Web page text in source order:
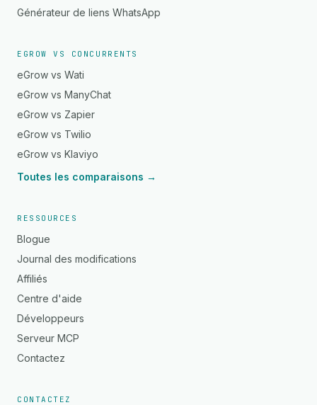
Générateur de liens WhatsApp
EGROW VS CONCURRENTS
eGrow vs Wati
eGrow vs ManyChat
eGrow vs Zapier
eGrow vs Twilio
eGrow vs Klaviyo
Toutes les comparaisons →
RESSOURCES
Blogue
Journal des modifications
Affiliés
Centre d'aide
Développeurs
Serveur MCP
Contactez
CONTACTEZ